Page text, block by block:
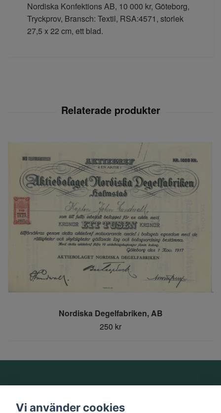
Nordiska Konfektions AB, 10 000 kr, Göteborg,
Tryckprov, Bransch: Textil, RSA:4571, storlek
27,5 x 22 cm, ett blad.
Nordiska Degelfabriken, AB
250 kr
Vi använder cookies